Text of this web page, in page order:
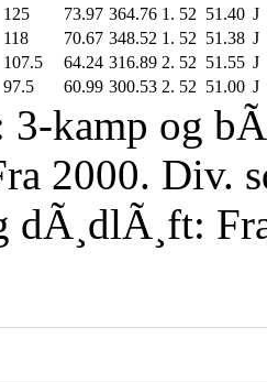
125 73.97 364.76 1. 52 51.40 J
118 70.67 348.52 1. 52 51.38 J
107.5 64.24 316.89 2. 52 51.55 J
97.5 60.99 300.53 2. 52 51.00 J
3-kamp og
2000. Div.
dÃ¸dlÃ¸ft: